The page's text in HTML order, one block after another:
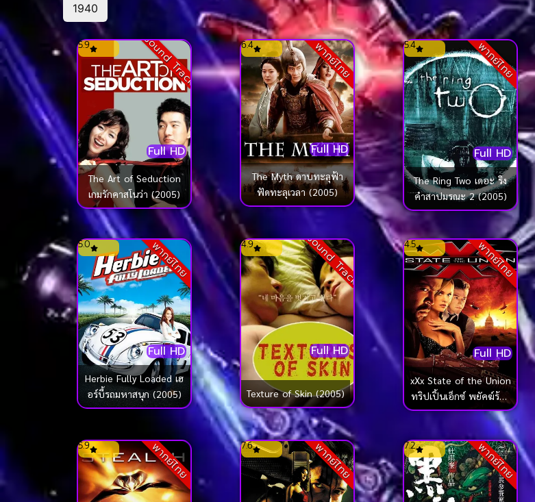
1940
Sound Track
Full HD
5.9
The Art of Seduction
เกมรักคาสโนว่า (2005)
พากย์ไทย
Full HD
6.4
The Myth ดาบทะลุฟ้า
ฟัดทะลุเวลา (2005)
พากย์ไทย
Full HD
5.4
The Ring Two เดอะ ริง
คำสาปมรณะ 2 (2005)
พากย์ไทย
Full HD
5.0
Herbie Fully Loaded เฮ
อร์บี้รถมหาสนุก (2005)
Sound Track
Full HD
4.9
Texture of Skin (2005)
พากย์ไทย
Full HD
4.5
xXx State of the Union
ทริปเปิ้นเอ็กซ์ พยัคฆ์ร้าย
พันธุ์ดุ 2 (2005)
พากย์ไทย
5.9 พากย์ไทย
7.6 พากย์ไทย
7.2